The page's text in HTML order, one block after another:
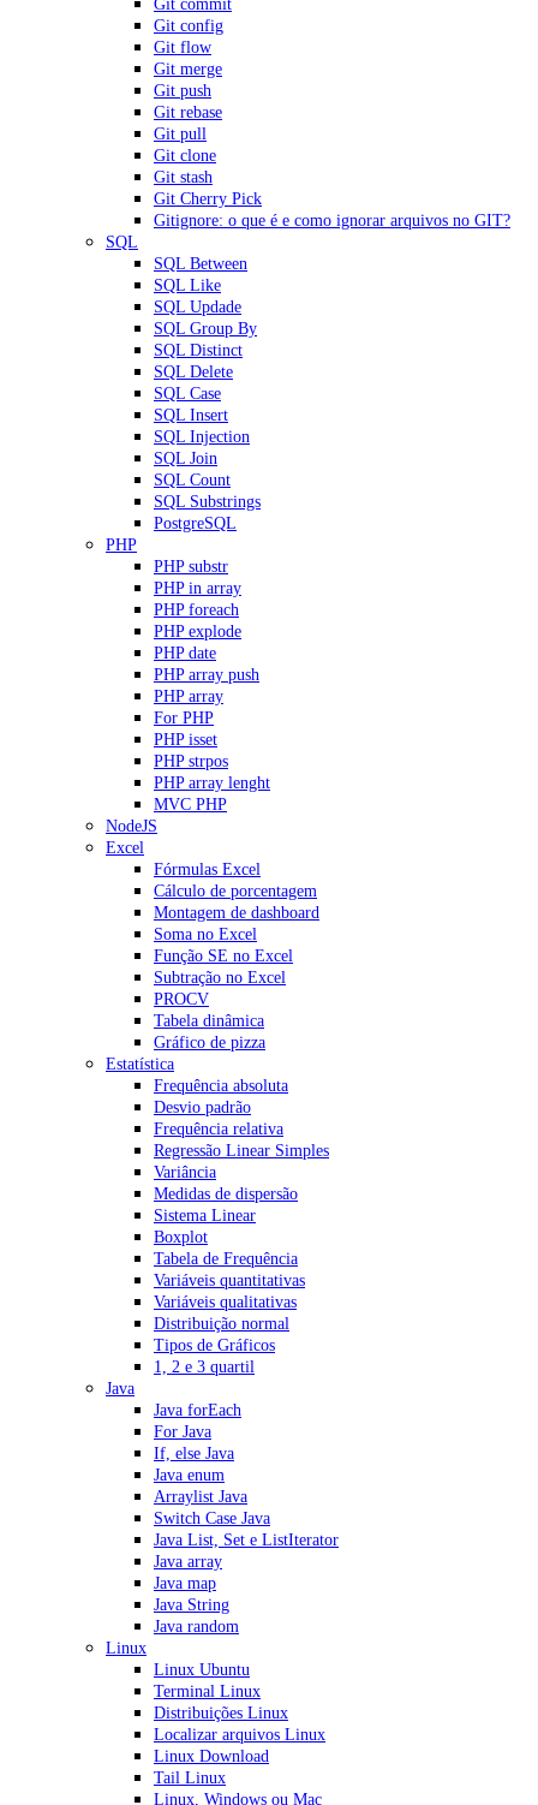
Git commit
Git config
Git flow
Git merge
Git push
Git rebase
Git pull
Git clone
Git stash
Git Cherry Pick
Gitignore: o que é e como ignorar arquivos no GIT?
SQL
SQL Between
SQL Like
SQL Updade
SQL Group By
SQL Distinct
SQL Delete
SQL Case
SQL Insert
SQL Injection
SQL Join
SQL Count
SQL Substrings
PostgreSQL
PHP
PHP substr
PHP in array
PHP foreach
PHP explode
PHP date
PHP array push
PHP array
For PHP
PHP isset
PHP strpos
PHP array lenght
MVC PHP
NodeJS
Excel
Fórmulas Excel
Cálculo de porcentagem
Montagem de dashboard
Soma no Excel
Função SE no Excel
Subtração no Excel
PROCV
Tabela dinâmica
Gráfico de pizza
Estatística
Frequência absoluta
Desvio padrão
Frequência relativa
Regressão Linear Simples
Variância
Medidas de dispersão
Sistema Linear
Boxplot
Tabela de Frequência
Variáveis quantitativas
Variáveis qualitativas
Distribuição normal
Tipos de Gráficos
1, 2 e 3 quartil
Java
Java forEach
For Java
If, else Java
Java enum
Arraylist Java
Switch Case Java
Java List, Set e ListIterator
Java array
Java map
Java String
Java random
Linux
Linux Ubuntu
Terminal Linux
Distribuições Linux
Localizar arquivos Linux
Linux Download
Tail Linux
Linux, Windows ou Mac